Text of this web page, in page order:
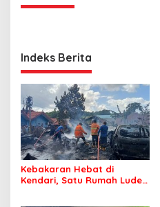
Indeks Berita
Kebakaran Hebat di
Kendari, Satu Rumah Ludes